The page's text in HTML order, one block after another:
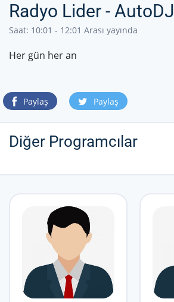
Radyo Lider - AutoDJ
Saat: 10:01 - 12:01 Arası yayında
Her gün her an
Paylaş Paylaş
Diğer Programcılar